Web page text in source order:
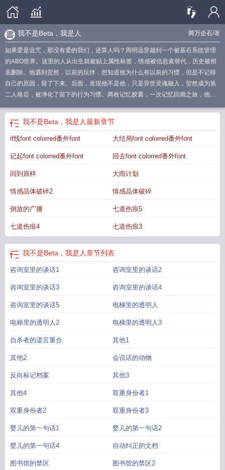
两万企石/著
我不是Beta，我是人
如果爱是诅咒，那没有爱的我们，还算人吗？周明远穿越到一个被基石系统管理
的ABO世界。这里的人从出生就被贴上属性标签，情感被信息素替代，历史被彻
底删除。他遇到贺然，以前的玩伴，想知道他为什么有以前的习惯，但是不记得
自己的原因，留了下来。后面，发现他不是他，只是异世灵魂融入，贺然成为第
二人格后，被净化了留下的行为习惯。两枚记忆胶囊，一次记忆回廊之旅，他们
鑒寶師我不是ck 我不是pro 我 不是人我不是A
不是ice
个我不是人呐
我不是Beta，我是人最新章节
if线font colorred番外font 大结局font colorred番外font
记起font colorred番外font 回去font colorred番外font
回到原样 大雨计划
情感晶体破碎2 情感晶体破碎
倒放的广播 七道伤痕5
七道伤痕4 七道伤痕3
我不是Beta，我是人章节列表
咨询室里的谈话1 咨询室里的谈话2
咨询室里的谈话3 咨询室里的谈话4
咨询室里的谈话5 电梯里的透明人
电梯里的透明人2 电梯里的透明人3
自杀者的遗言重合 其他1
其他2 会说话的动物
反向标记档案 其他3
其他4 双重身份者1
双重身份者2 双重身份者3
婴儿的第一句话1 婴儿的第一句话2
婴儿的第一句话4 自动纠正的文档
图书馆的禁区 图书馆的禁区2